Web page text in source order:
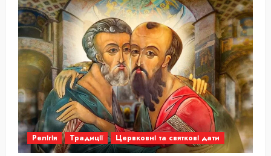
Релігія Традиції Цервковні та святкові дати